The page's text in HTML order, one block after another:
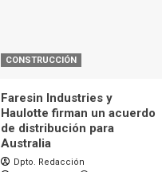
CONSTRUCCIÓN
Faresin Industries y
Haulotte firman un acuerdo
de distribución para
Australia
Dpto. Redacción